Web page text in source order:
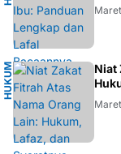
H
U
KU
M
I
S
L
AM
Niat